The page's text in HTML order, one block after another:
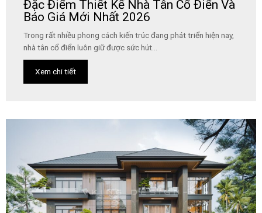
Đặc Điểm Thiết Kế Nhà Tân Cổ Điển Và
Báo Giá Mới Nhất 2026
Trong rất nhiều phong cách kiến trúc đang phát triển hiện nay,
nhà tân cổ điển luôn giữ được sức hút...
Xem chi tiết